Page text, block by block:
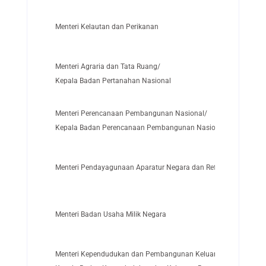
Menteri Kelautan dan Perikanan
Menteri Agraria dan Tata Ruang/
Kepala Badan Pertanahan Nasional
Menteri Perencanaan Pembangunan Nasional/
Kepala Badan Perencanaan Pembangunan Nasional
Menteri Pendayagunaan Aparatur Negara dan Reformasi
Menteri Badan Usaha Milik Negara
Menteri Kependudukan dan Pembangunan Keluarga/